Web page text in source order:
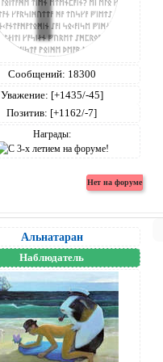
Сообщений: 18300
Уважение: [+1435/-45]
Позитив: [+1162/-7]
Награды:
Альнатаран
Наблюдатель